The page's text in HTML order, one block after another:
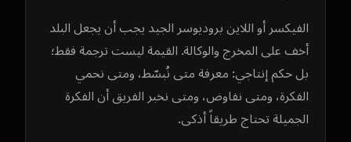
الفيكسر أو اللاين بروديوسر الجيد يجب أن يجعل البلد
أخف على المخرج والوكالة. القيمة ليست ترجمة فقط؛
بل حكم إنتاجي: معرفة متى نُبسّط، ومتى نحمي
الفكرة، ومتى نفاوض، ومتى نخبر الفريق أن الفكرة
الجميلة تحتاج طريقاً أذكى.